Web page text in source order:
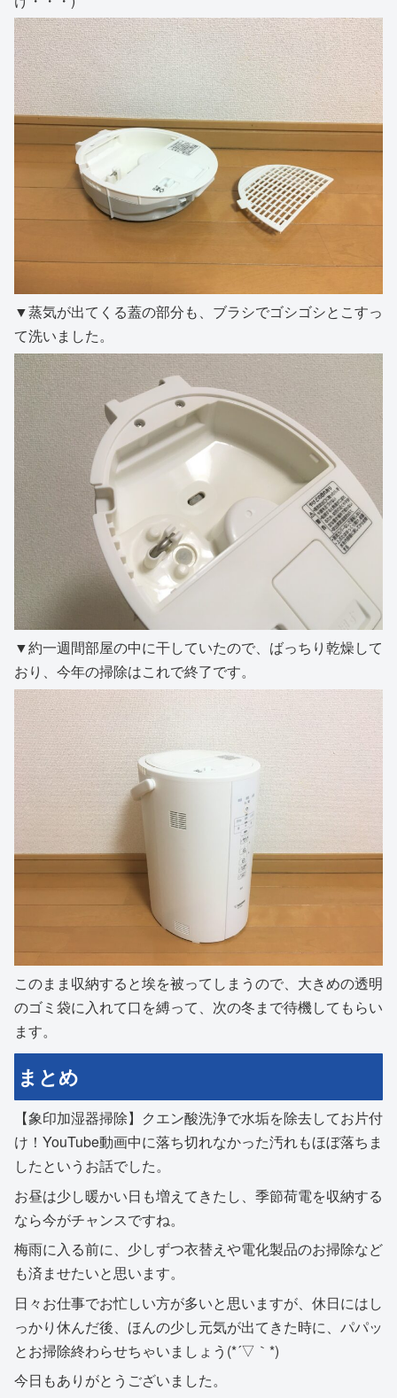
▼蒸気が出てくる蓋の部分も、ブラシでゴシゴシとこすっ
て洗いました。
▼約一週間部屋の中に干していたので、ばっちり乾燥して
おり、今年の掃除はこれで終了です。
このまま収納すると埃を被ってしまうので、大きめの透明
のゴミ袋に入れて口を縛って、次の冬まで待機してもらい
ます。
まとめ
【象印加湿器掃除】クエン酸洗浄で水垢を除去してお片付
け！YouTube動画中に落ち切れなかった汚れもほぼ落ちま
したというお話でした。
お昼は少し暖かい日も増えてきたし、季節荷電を収納する
なら今がチャンスですね。
梅雨に入る前に、少しずつ衣替えや電化製品のお掃除など
も済ませたいと思います。
日々お仕事でお忙しい方が多いと思いますが、休日にはし
っかり休んだ後、ほんの少し元気が出てきた時に、パパッ
とお掃除終わらせちゃいましょう(*´▽｀*)
今日もありがとうございました。